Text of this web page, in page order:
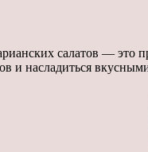
салатов — это
и насладиться